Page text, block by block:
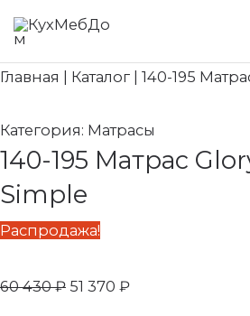
Перейти
содержимому
Главная Каталог 140-195
Категория: Матрасы
140-195 Матрас
Simple
Распродажа!
60 430₽
Первоначальная
составляла
430 ₽.
51 370 ₽
51
Search...